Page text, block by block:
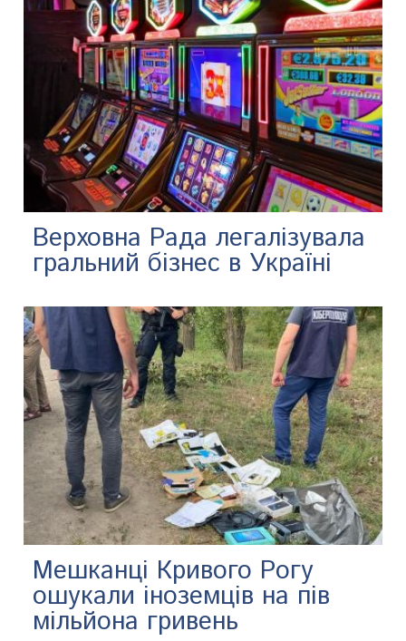
Верховна Рада легалізувала
гральний бізнес в Україні
Мешканці Кривого Рогу
ошукали іноземців на пів
мільйона гривень